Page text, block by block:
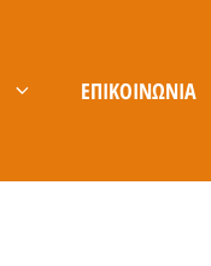
ΕΠΙΚΟΙΝΩΝΊΑ